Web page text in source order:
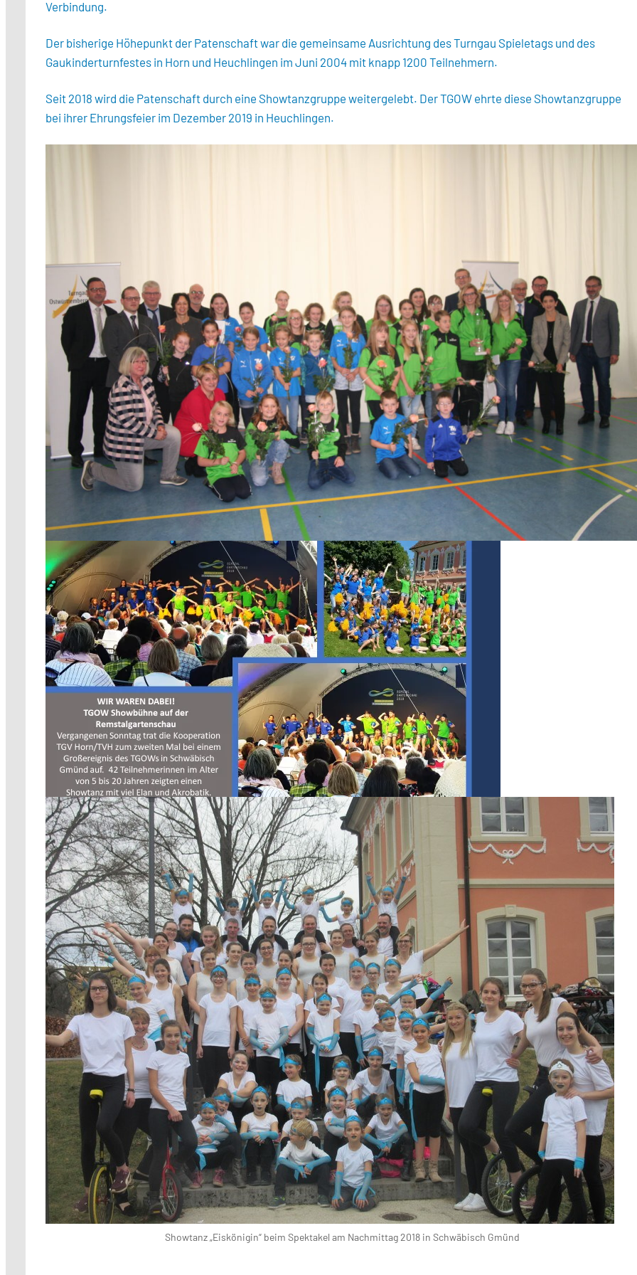
Verbindung.
Der bisherige Höhepunkt der Patenschaft war die gemeinsame Ausrichtung des Turngau Spieletags und des
Gaukinderturnfestes in Horn und Heuchlingen im Juni 2004 mit knapp 1200 Teilnehmern.
Seit 2018 wird die Patenschaft durch eine Showtanzgruppe weitergelebt. Der TGOW ehrte diese Showtanzgruppe
bei ihrer Ehrungsfeier im Dezember 2019 in Heuchlingen.
Showtanz „Eiskönigin“ beim Spektakel am Nachmittag 2018 in Schwäbisch Gmünd